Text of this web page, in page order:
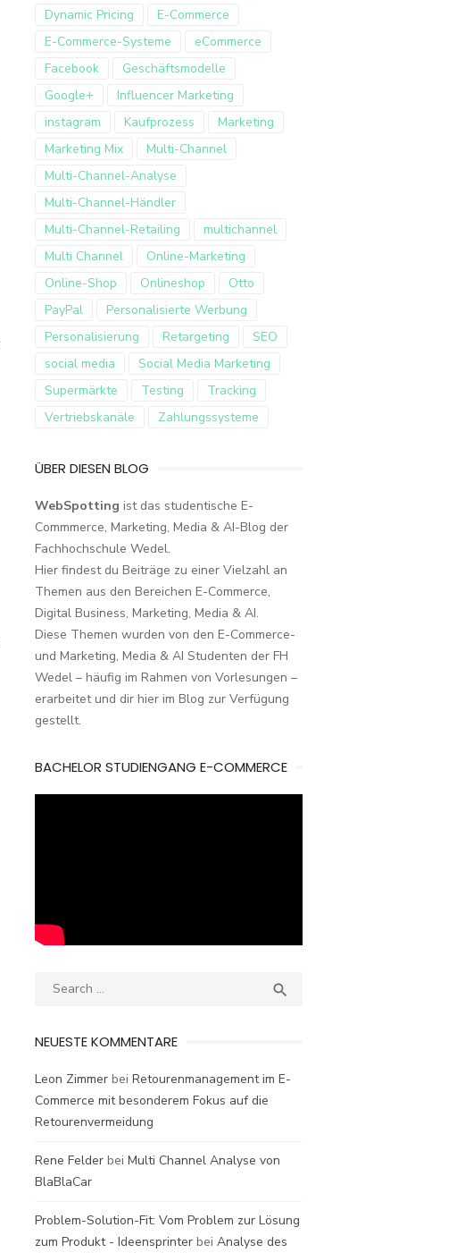
Dynamic Pricing
E-Commerce
E-Commerce-Systeme
eCommerce
Facebook
Geschäftsmodelle
Google+
Influencer Marketing
instagram
Kaufprozess
Marketing
Marketing Mix
Multi-Channel
Multi-Channel-Analyse
Multi-Channel-Händler
Multi-Channel-Retailing
multichannel
Multi Channel
Online-Marketing
Online-Shop
Onlineshop
Otto
PayPal
Personalisierte Werbung
Personalisierung
Retargeting
SEO
social media
Social Media Marketing
Supermärkte
Testing
Tracking
Vertriebskanäle
Zahlungssysteme
ÜBER DIESEN BLOG
WebSpotting ist das studentische E-
Commmerce, Marketing, Media & AI-Blog der
Fachhochschule Wedel.
Hier findest du Beiträge zu einer Vielzahl an
Themen aus den Bereichen E-Commerce,
Digital Business, Marketing, Media & AI.
Diese Themen wurden von den E-Commerce-
und Marketing, Media & AI Studenten der FH
Wedel – häufig im Rahmen von Vorlesungen –
erarbeitet und dir hier im Blog zur Verfügung
gestellt.
BACHELOR STUDIENGANG E-COMMERCE
Search

NEUESTE KOMMENTARE
Leon Zimmer bei Retourenmanagement im E-
Commerce mit besonderem Fokus auf die
Retourenvermeidung
Rene Felder bei Multi Channel Analyse von
BlaBlaCar
Problem-Solution-Fit: Vom Problem zur Lösung
zum Produkt - Ideensprinter bei Analyse des